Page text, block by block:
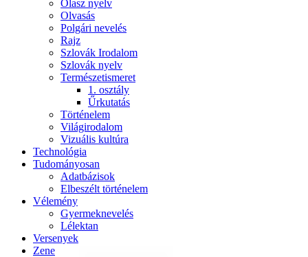
Olasz nyelv
Olvasás
Polgári nevelés
Rajz
Szlovák Irodalom
Szlovák nyelv
Természetismeret
1. osztály
Űrkutatás
Történelem
Világirodalom
Vizuális kultúra
Technológia
Tudományosan
Adatbázisok
Elbeszélt történelem
Vélemény
Gyermeknevelés
Lélektan
Versenyek
Zene